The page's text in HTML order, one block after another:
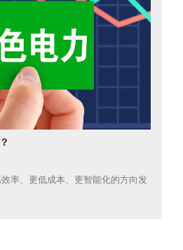
率、更低成本、更智能化的方向发